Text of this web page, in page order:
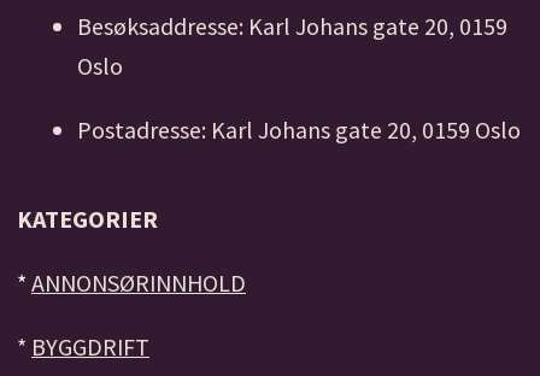
Besøksaddresse: Karl Johans gate 20, 0159
Oslo
Postadresse: Karl Johans gate 20, 0159 Oslo
KATEGORIER
* ANNONSØRINNHOLD
* BYGGDRIFT